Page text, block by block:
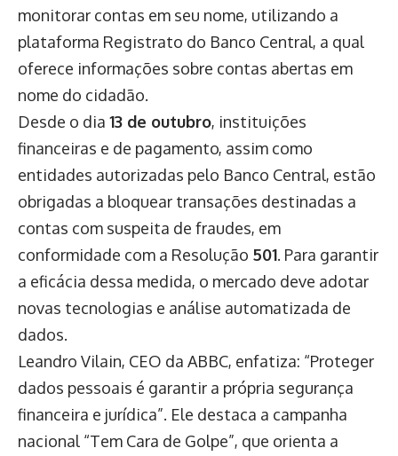
monitorar contas em seu nome, utilizando a
plataforma Registrato do Banco Central, a qual
oferece informações sobre contas abertas em
nome do cidadão.
Desde o dia 13 de outubro, instituições
financeiras e de pagamento, assim como
entidades autorizadas pelo Banco Central, estão
obrigadas a bloquear transações destinadas a
contas com suspeita de fraudes, em
conformidade com a Resolução 501. Para garantir
a eficácia dessa medida, o mercado deve adotar
novas tecnologias e análise automatizada de
dados.
Leandro Vilain, CEO da ABBC, enfatiza: “Proteger
dados pessoais é garantir a própria segurança
financeira e jurídica”. Ele destaca a campanha
nacional “Tem Cara de Golpe”, que orienta a